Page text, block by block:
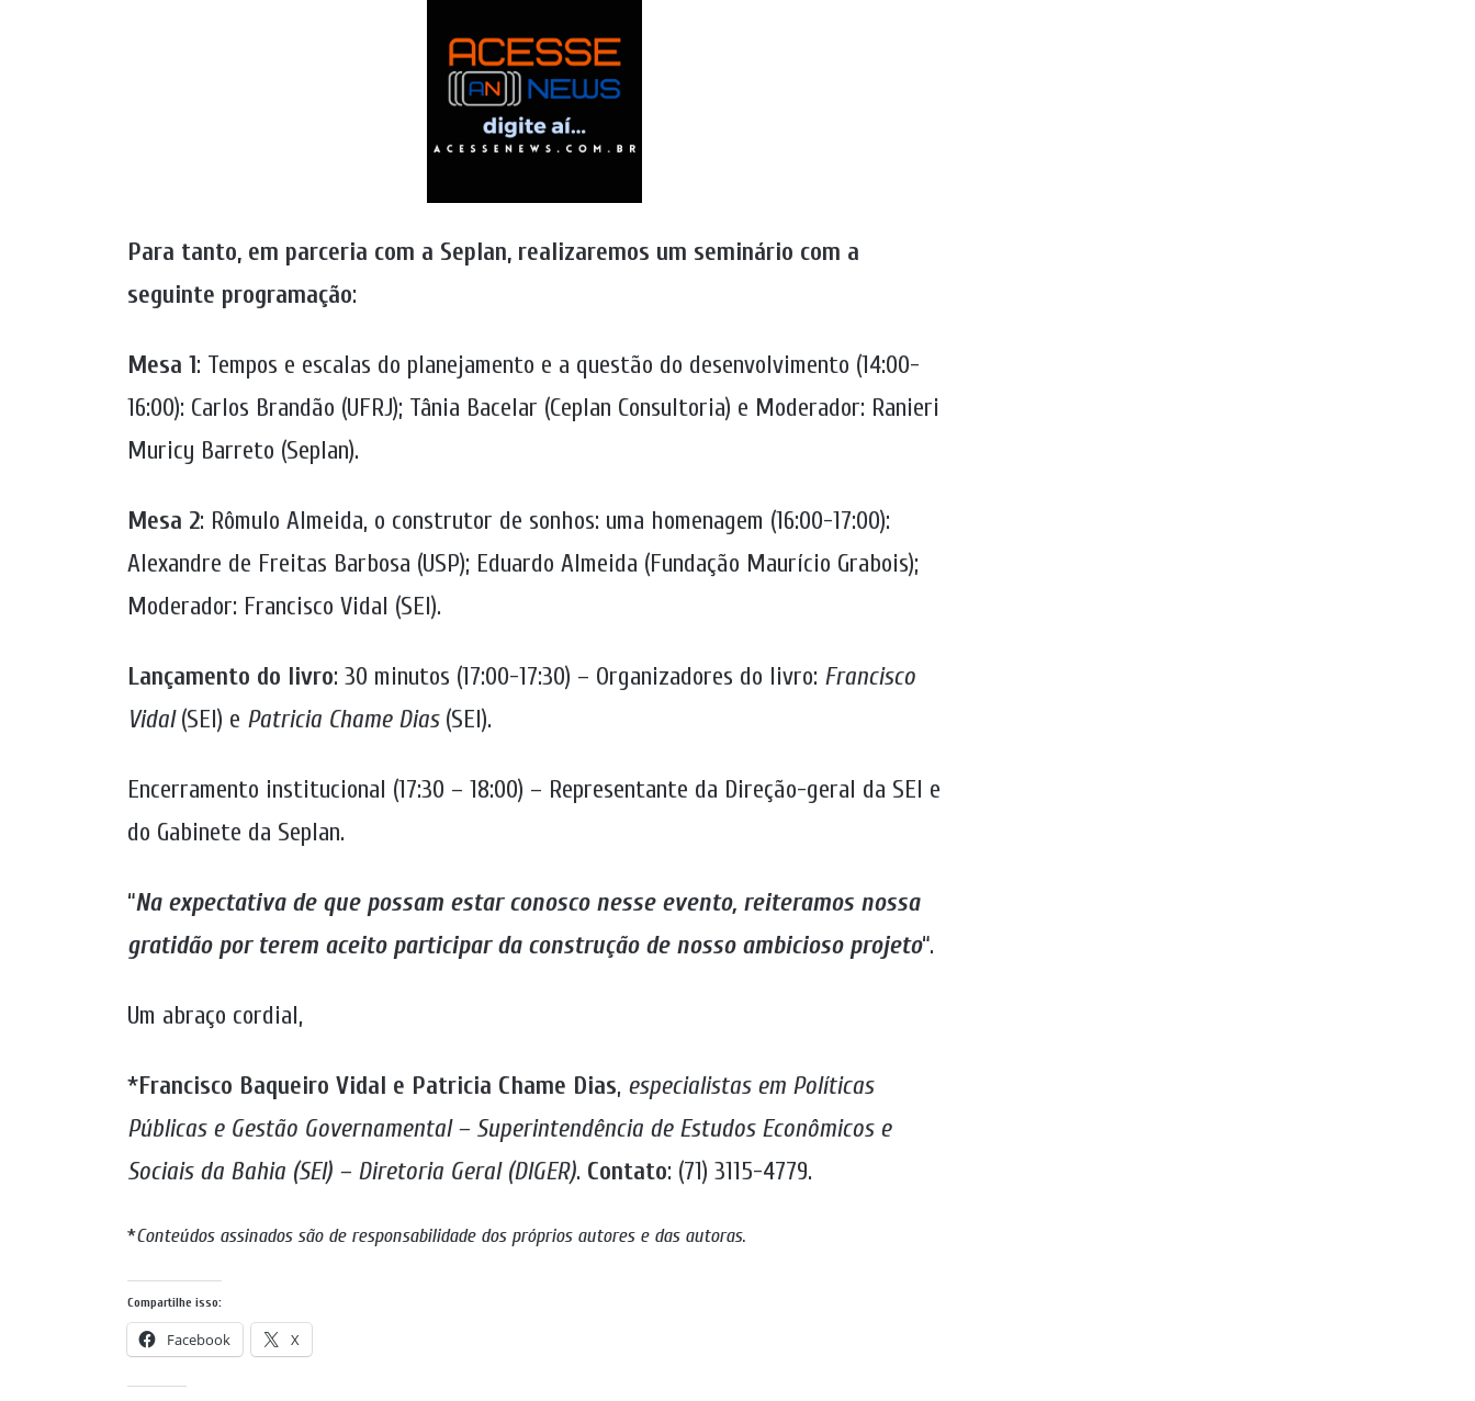
Para tanto, em parceria com a Seplan, realizaremos um seminário com a
seguinte programação:
Mesa 1: Tempos e escalas do planejamento e a questão do desenvolvimento (14:00-
16:00): Carlos Brandão (UFRJ); Tânia Bacelar (Ceplan Consultoria) e Moderador: Ranieri
Muricy Barreto (Seplan).
Mesa 2: Rômulo Almeida, o construtor de sonhos: uma homenagem (16:00-17:00):
Alexandre de Freitas Barbosa (USP); Eduardo Almeida (Fundação Maurício Grabois);
Moderador: Francisco Vidal (SEI).
Lançamento do livro: 30 minutos (17:00-17:30) – Organizadores do livro: Francisco
Vidal(SEI) e Patricia Chame Dias(SEI).
Encerramento institucional (17:30 – 18:00) – Representante da Direção-geral da SEI e
do Gabinete da Seplan.
“Na expectativa de que possam estar conosco nesse evento, reiteramos nossa
gratidão por terem aceito participar da construção de nosso ambicioso projeto“.
Um abraço cordial,
*Francisco Baqueiro Vidal e Patricia Chame Dias, especialistas em Políticas
Públicas e Gestão Governamental – Superintendência de Estudos Econômicos e
Sociais da Bahia (SEI) – Diretoria Geral (DIGER). Contato: (71) 3115-4779.
*Conteúdos assinados são de responsabilidade dos próprios autores e das autoras.
Compartilhe isso:
Facebook X